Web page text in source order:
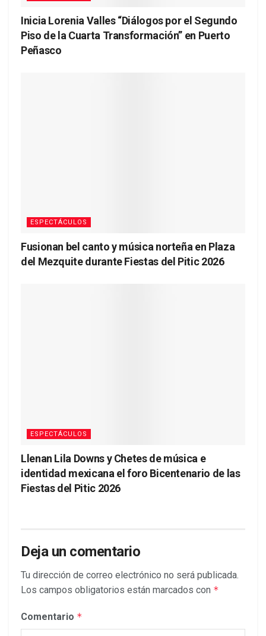
Inicia Lorenia Valles “Diálogos por el Segundo
Piso de la Cuarta Transformación” en Puerto
Peñasco
ESPECTÁCULOS
Fusionan bel canto y música norteña en Plaza
del Mezquite durante Fiestas del Pitic 2026
ESPECTÁCULOS
Llenan Lila Downs y Chetes de música e
identidad mexicana el foro Bicentenario de las
Fiestas del Pitic 2026
Deja un comentario
Tu dirección de correo electrónico no será publicada.
Los campos obligatorios están marcados con *
Comentario *